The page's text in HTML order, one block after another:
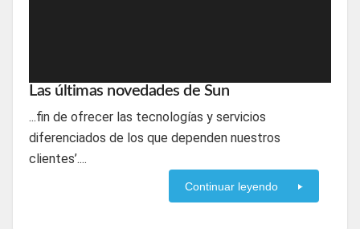
Las últimas novedades de Sun
...fin de ofrecer las tecnologías y servicios
diferenciados de los que dependen nuestros
clientes’....
Continuar leyendo